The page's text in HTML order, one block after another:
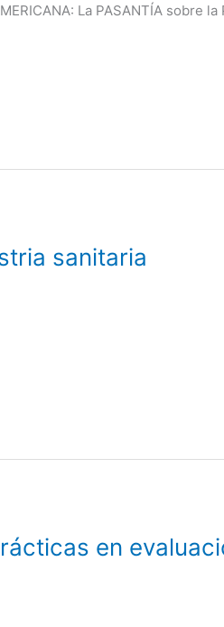
La PASANTÍA sobre
sanitaria
en